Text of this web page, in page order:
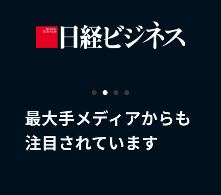
最大手メディアからも
注目されています